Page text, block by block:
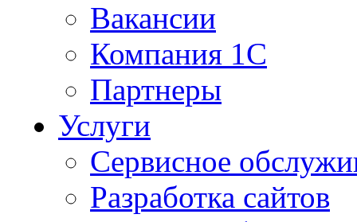
Вакансии
Компания 1С
Партнеры
Услуги
Сервисное
Разработка сайтов